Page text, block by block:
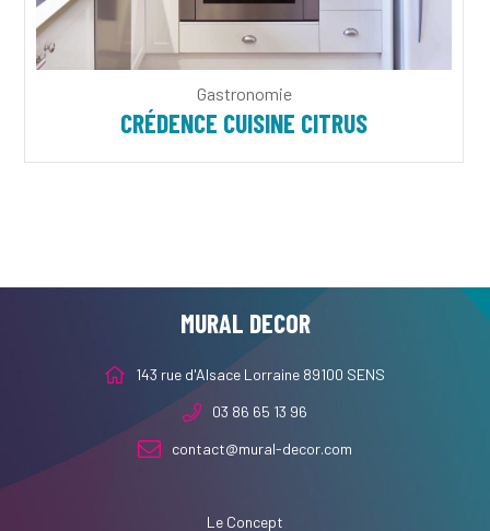
Gastronomie
CRÉDENCE CUISINE CITRUS
MURAL DECOR
143 rue d'Alsace Lorraine 89100 SENS
03 86 65 13 96
contact@mural-decor.com
Le Concept